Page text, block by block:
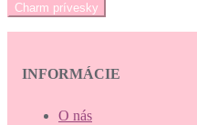
Charm prívesky
INFORMÁCIE
O nás